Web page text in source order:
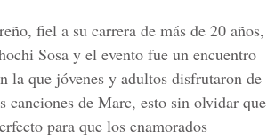
fiel a su carrera de más de 20 años,
Sosa y el evento fue un encuentro
la que jóvenes y adultos disfrutaron de
canciones de Marc, esto sin olvidar que
para que los enamorados